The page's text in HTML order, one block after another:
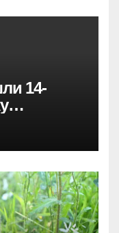
14-